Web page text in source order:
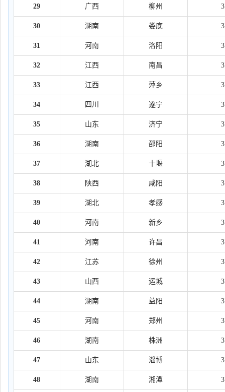
29 广西 柳州
30 湖南 娄底
31 河南 洛阳
32 江西 南昌
33 江西 萍乡
34 四川 遂宁
35 山东 济宁
36 湖南 邵阳
37 湖北 十堰
38 陕西 咸阳
39 湖北 孝感
40 河南 新乡
41 河南 许昌
42 江苏 徐州
43 山西 运城
44 湖南 益阳
45 河南 郑州
46 湖南 株洲
47 山东 淄博
48 湖南 湘潭